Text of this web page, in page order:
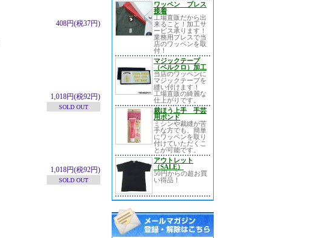
408円(税37円)
1,018円(税92円)
SOLD OUT
1,018円(税92円)
SOLD OUT
ワッペン プレス
接着
工場直販だから出
来ること！加工サ
ービス承ります！
業務用プレスで当
店のワッペンを取
付！
マジックテープ
（ベルクロ）加工
当店のワッペンに
マジックテープを
縫い付けます！
工場直販の綺麗な
仕上がりです。
裁ほう上手 手芸
用ボンド
ミシンや裁縫が苦
手な方でも、簡単
にワッペンを取り
付けていただくこ
とが可能です。
アウトレット
（SALE）
50円からの超お買
い得品！